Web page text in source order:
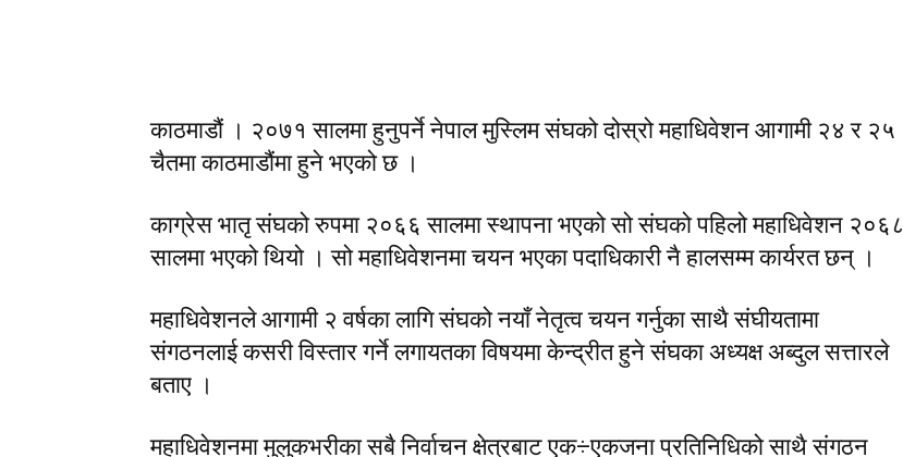
काठमाडौं । २०७१ सालमा हुनुपर्ने नेपाल मुस्लिम संघको दोस्रो महाधिवेशन आगामी २४ र २५
चैतमा काठमाडौंमा हुने भएको छ ।
काग्रेस भातृ संघको रुपमा २०६६ सालमा स्थापना भएको सो संघको पहिलो महाधिवेशन २०६८
सालमा भएको थियो । सो महाधिवेशनमा चयन भएका पदाधिकारी नै हालसम्म कार्यरत छन् ।
महाधिवेशनले आगामी २ वर्षका लागि संघको नयाँ नेतृत्व चयन गर्नुका साथै संघीयतामा
संगठनलाई कसरी विस्तार गर्ने लगायतका विषयमा केन्द्रीत हुने संघका अध्यक्ष अब्दुल सत्तारले
बताए ।
महाधिवेशनमा मुलुकभरीका सबै निर्वाचन क्षेत्रबाट एक÷एकजना प्रतिनिधिको साथै संगठन